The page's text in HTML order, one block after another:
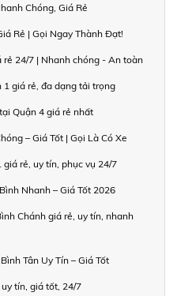
Chóng, Giá Rẻ
Rẻ | Gọi Ngay Thành Đạt!
rẻ 24/7 | Nhanh chóng - An toàn
giá rẻ, đa dạng tải trọng
Quận 4 giá rẻ nhất
– Giá Tốt | Gọi Là Có Xe
rẻ, uy tín, phục vụ 24/7
Nhanh – Giá Tốt 2026
Chánh giá rẻ, uy tín, nhanh
Tân Uy Tín – Giá Tốt
tín, giá tốt, 24/7